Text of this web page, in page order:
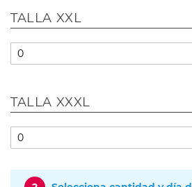
TALLA XXL
TALLA XXXL